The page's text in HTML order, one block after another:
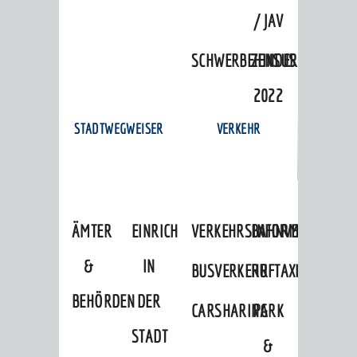
/ JAV
ZENSUS
2022
STADTWEGWEISER
ÄMTER
&
BEHÖRDEN
EINRICHTUNGEN
IN
DER
STADT
VERKEHR
VERKEHRSINFORMATIONEN
BAHNVERKEHR
BUSVERKEHRRUFTAXI
CARSHARINGPARK
&